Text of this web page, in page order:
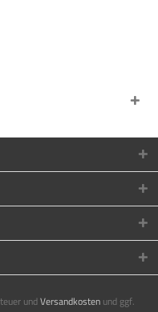
undVersandkostenund ggf.